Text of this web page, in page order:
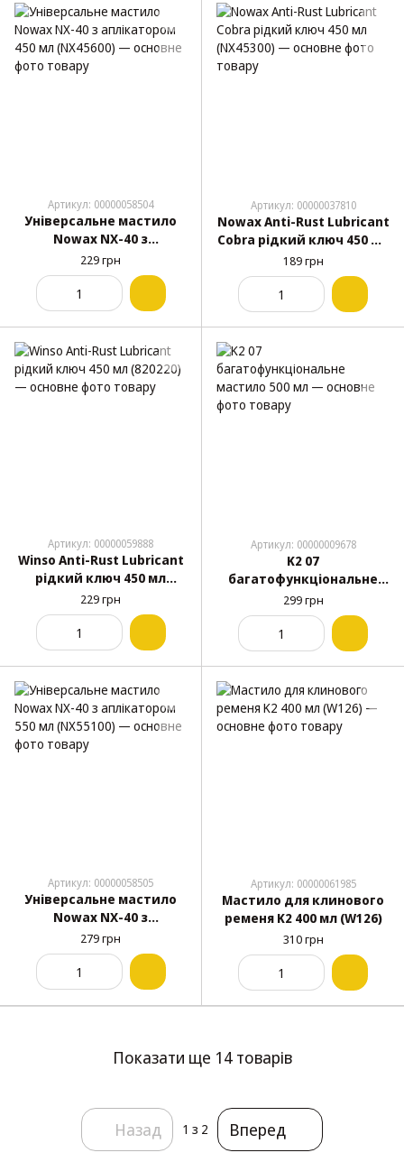
Артикул: 00000058504
Універсальне мастило
Nowax NX-40 з
аплікатором 450 мл
(NX45600)
229 грн
Артикул: 00000037810
Nowax Anti-Rust Lubricant
Cobra рідкий ключ 450 мл
(NX45300)
189 грн
Артикул: 00000059888
Winso Anti-Rust Lubricant
рідкий ключ 450 мл
(820220)
229 грн
Артикул: 00000009678
K2 07
багатофункціональне
мастило 500 мл
299 грн
Артикул: 00000058505
Універсальне мастило
Nowax NX-40 з
аплікатором 550 мл
(NX55100)
279 грн
Артикул: 00000061985
Мастило для клинового
ременя K2 400 мл (W126)
310 грн
Показати ще 14 товарів
Назад 1 з 2 Вперед